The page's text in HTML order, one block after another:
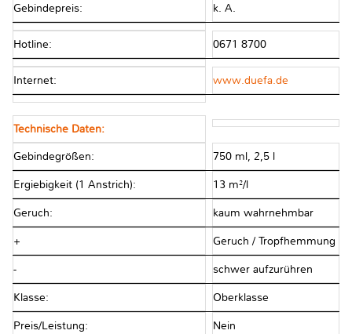
Gebindepreis: k. A.
Hotline: 0671 8700
Internet: www.duefa.de
Technische Daten:
Gebindegrößen: 750 ml, 2,5 l
Ergiebigkeit (1 Anstrich): 13 m²/l
Geruch: kaum wahrnehmbar
+ Geruch / Tropfhemmung
- schwer aufzurühren
Klasse: Oberklasse
Preis/Leistung: Nein